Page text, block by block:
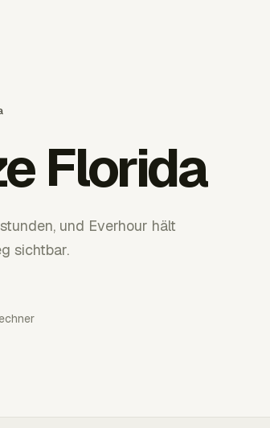
Florida
und Everhour hält
sichtbar.